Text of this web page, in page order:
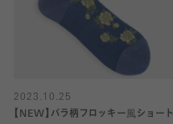
2023.10.25
【NEW】バラ柄フロッキー風ショート